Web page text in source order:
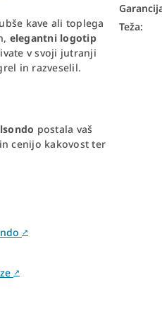
kave ali toplega
elegantni logotip
v svoji jutranji
in razveselil.
postala vaš
cenijo kakovost ter
↗
↗
Teža: